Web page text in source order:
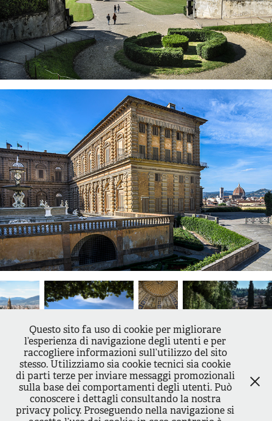
↑ Back to Top
Questo sito fa uso di cookie per migliorare
l’esperienza di navigazione degli utenti e per
raccogliere informazioni sull’utilizzo del sito
stesso. Utilizziamo sia cookie tecnici sia cookie
di parti terze per inviare messaggi promozionali
sulla base dei comportamenti degli utenti. Può
conoscere i dettagli consultando la nostra
privacy policy. Proseguendo nella navigazione si